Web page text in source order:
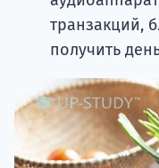
транзакций,
получить